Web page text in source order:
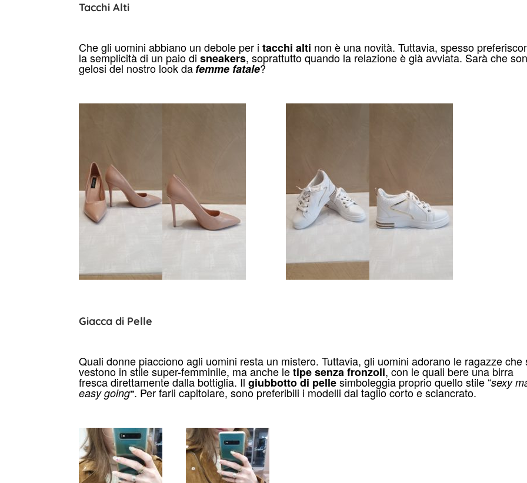
Tacchi Alti
Che gli uomini abbiano un debole per itacchi alti non è una novità. Tuttavia, spesso
la semplicità di un paio di sneakers, soprattutto quando la relazione è già avviata. Sarà che
gelosi del nostro look dafemme fatale?
Giacca di Pelle
Quali donne piacciono agli uomini resta un mistero. Tuttavia, gli uomini adorano le ragazze che
vestono in stile super-femminile, ma anche letipe senza fronzoli, con le quali bere una birra
fresca direttamente dalla bottiglia. Ilgiubbotto di pellesimboleggia proprio quello stile “sexy
easy going”. Per farli capitolare, sono preferibili i modelli dal taglio corto e sciancrato.